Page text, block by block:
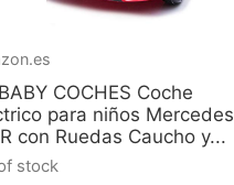
COCHES Coche
para niños Mercedes
con Ruedas Caucho y...
stock